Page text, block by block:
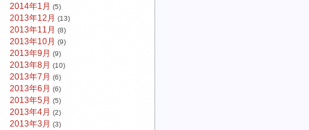
2014年1月 (5)
2013年12月 (13)
2013年11月 (8)
2013年10月 (9)
2013年9月 (9)
2013年8月 (10)
2013年7月 (6)
2013年6月 (6)
2013年5月 (5)
2013年4月 (2)
2013年3月 (3)